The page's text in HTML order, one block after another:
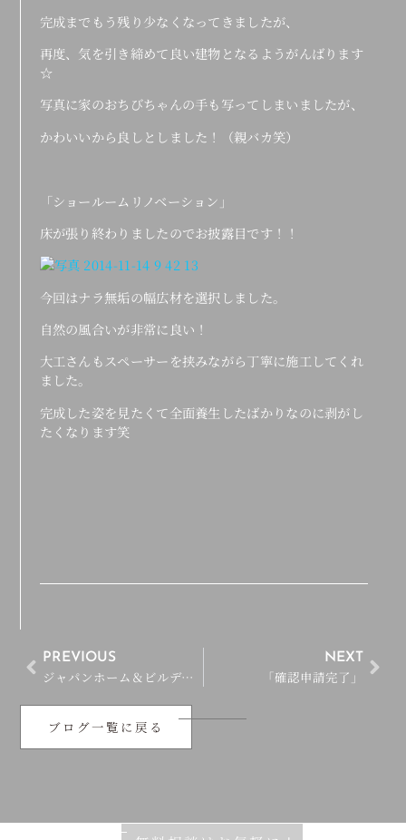
完成までもう残り少なくなってきましたが、
再度、気を引き締めて良い建物となるようがんばります
☆
写真に家のおちびちゃんの手も写ってしまいましたが、
かわいいから良しとしました！（親バカ笑）
「ショールームリノベーション」
床が張り終わりましたのでお披露目です！！
今回はナラ無垢の幅広材を選択しました。
自然の風合いが非常に良い！
大工さんもスペーサーを挟みながら丁寧に施工してくれ
ました。
完成した姿を見たくて全面養生したばかりなのに剥がし
たくなります笑
PREVIOUS
ジャパンホーム＆ビルディングショー
NEXT
「確認申請完了」
ブログ一覧に戻る